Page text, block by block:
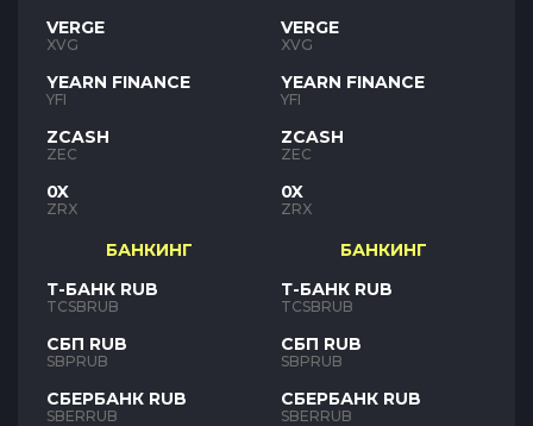
VERGE
XVG
YEARN FINANCE
YFI
ZCASH
ZEC
0X
ZRX
БАНКИНГ
Т-БАНК RUB
TCSBRUB
СБП RUB
SBPRUB
СБЕРБАНК RUB
SBERRUB
VERGE
XVG
YEARN FINANCE
YFI
ZCASH
ZEC
0X
ZRX
БАНКИНГ
Т-БАНК RUB
TCSBRUB
СБП RUB
SBPRUB
СБЕРБАНК RUB
SBERRUB